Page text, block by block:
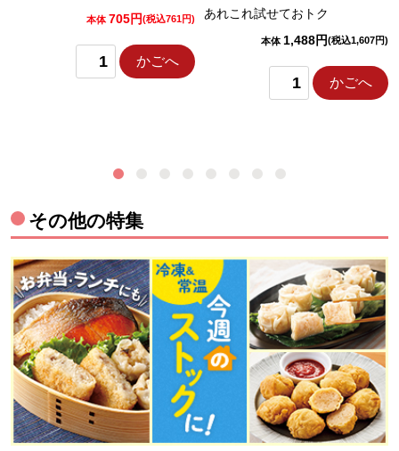
本体 705円(税込761円)
かごへ
あれこれ試せておトク
本体 1,488円(税込1,607円)
かごへ
その他の特集